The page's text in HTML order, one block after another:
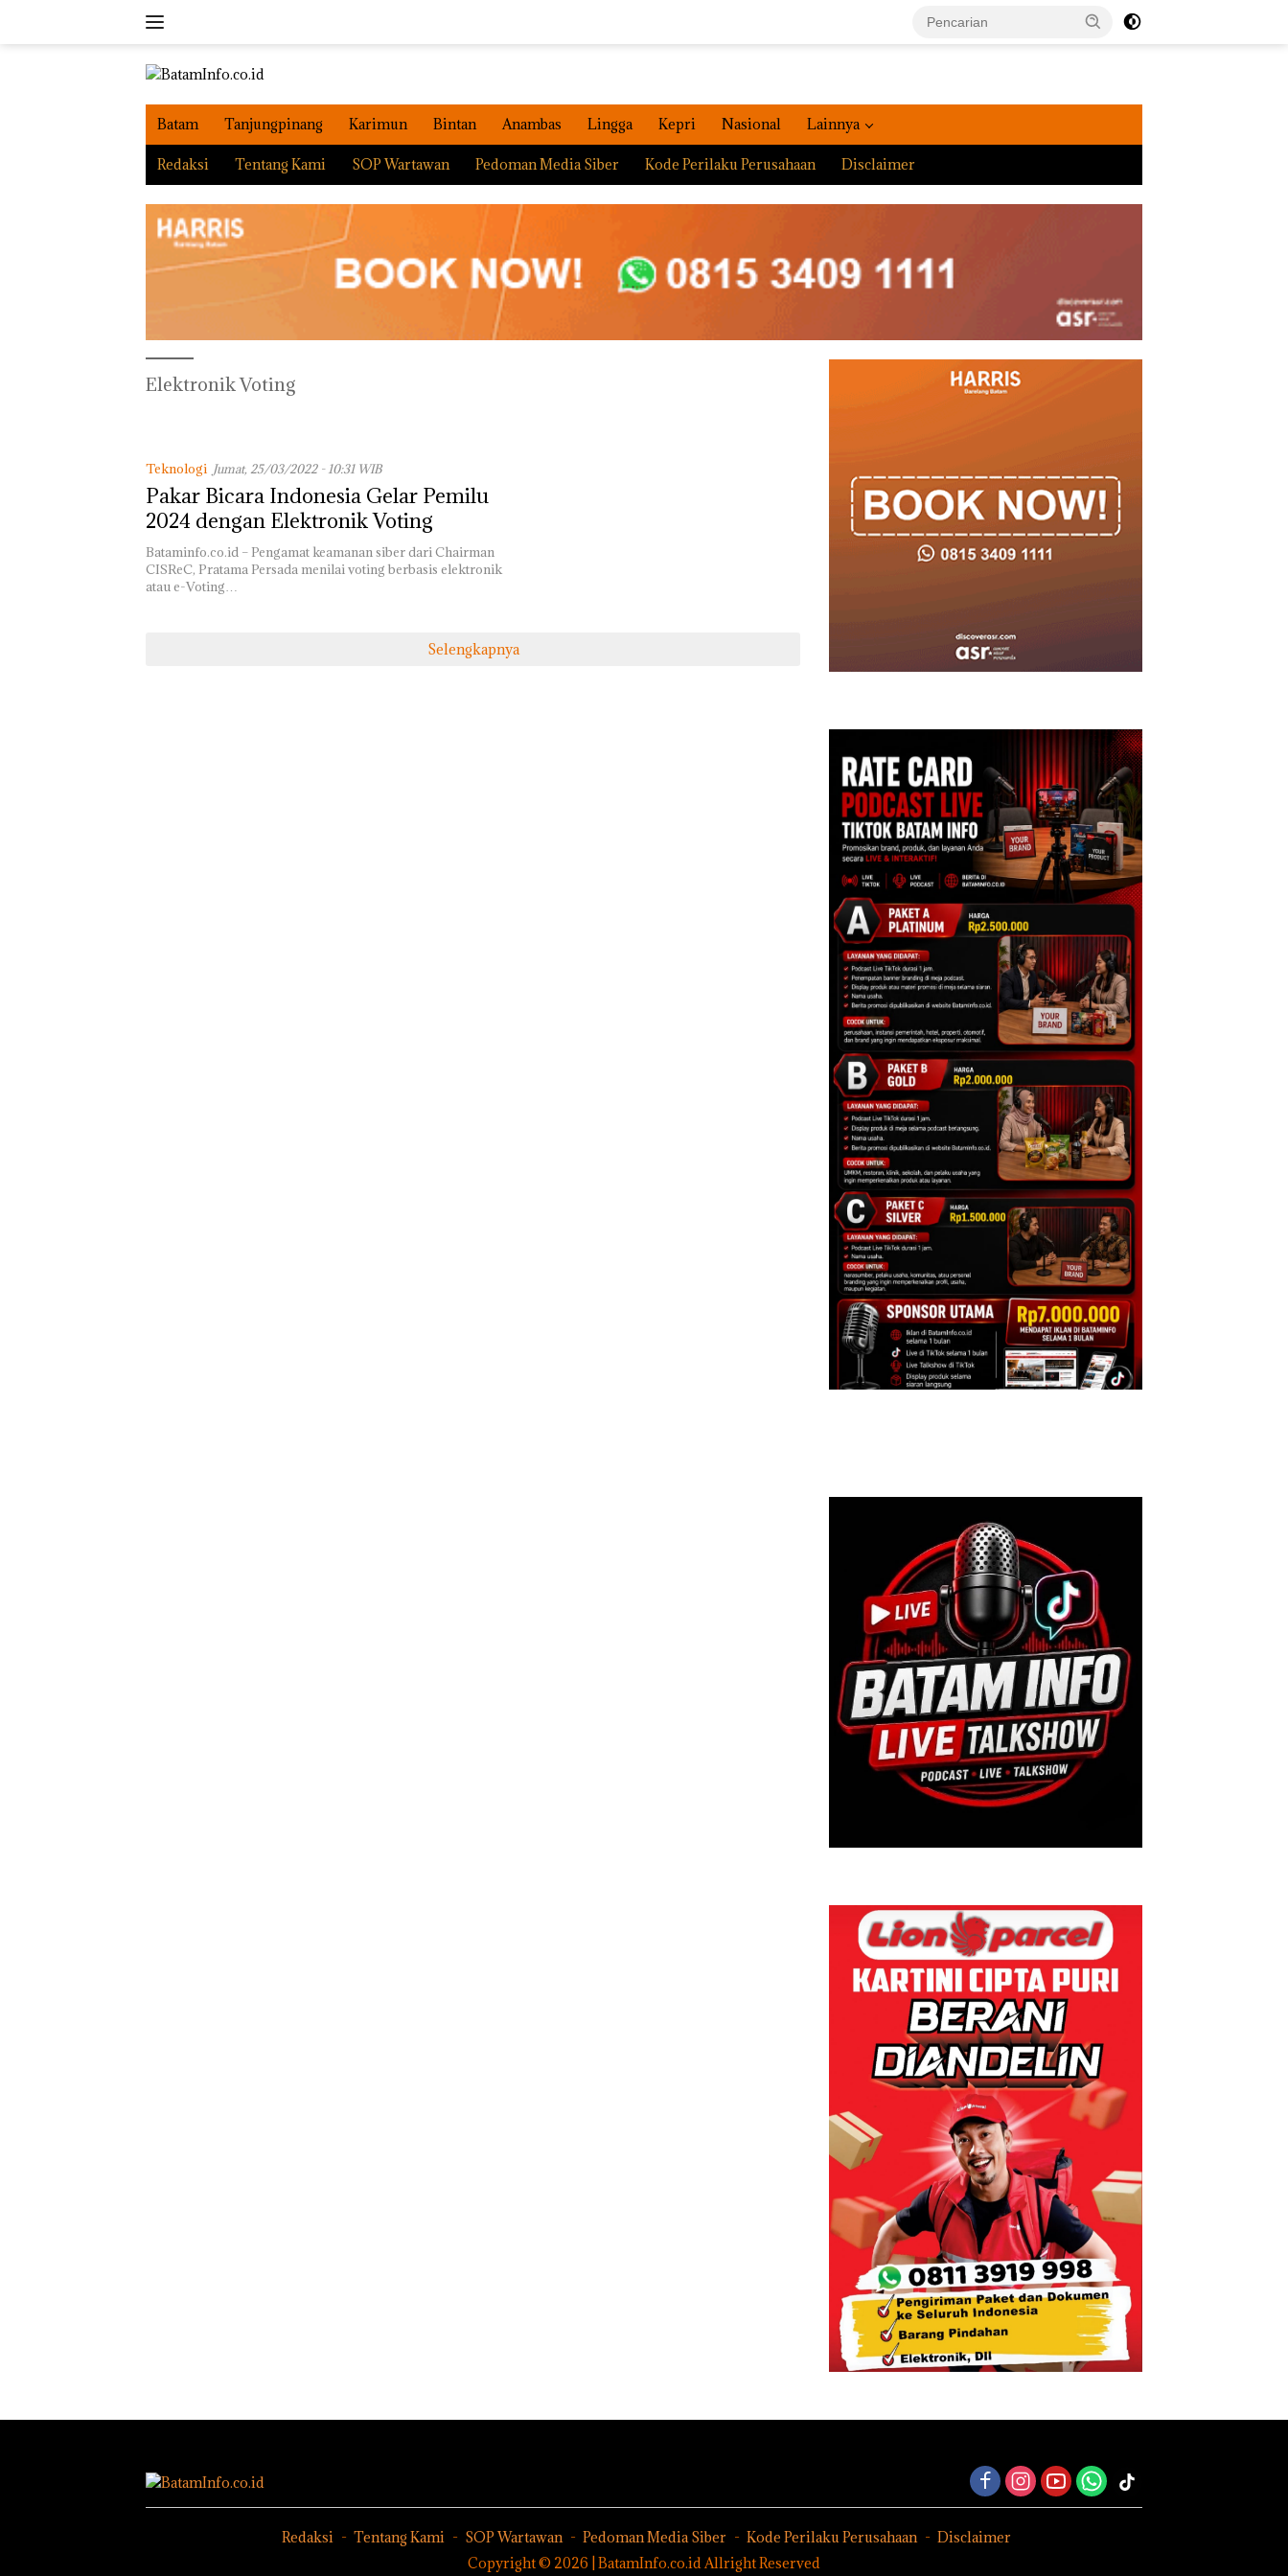
Batam Tanjungpinang Karimun Bintan Anambas Lingga Kepri Nasional Lainnya
Redaksi Tentang Kami SOP Wartawan Pedoman Media Siber Kode Perilaku Perusahaan Disclaimer
Elektronik Voting
Teknologi Jumat, 25/03/2022 - 10:31 WIB
Pakar Bicara Indonesia Gelar Pemilu
2024 dengan Elektronik Voting
Bataminfo.co.id – Pengamat keamanan siber dari Chairman
CISReC, Pratama Persada menilai voting berbasis elektronik
atau e-Voting…
Selengkapnya
Redaksi Tentang Kami SOP Wartawan Pedoman Media Siber Kode Perilaku Perusahaan
Disclaimer
Copyright © 2026 | BatamInfo.co.id Allright Reserved